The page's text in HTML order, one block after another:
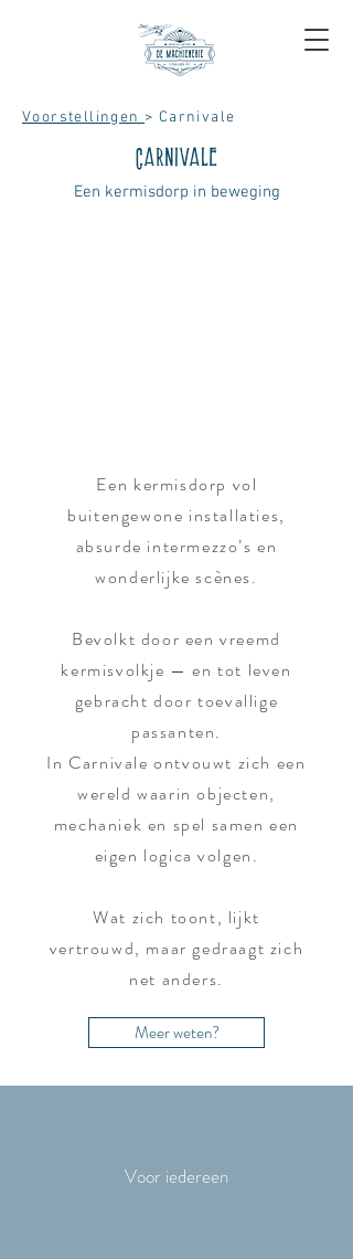
Voorstellingen > Carnivale
Carnivale
Een kermisdorp in beweging
Een kermisdorp vol
buitengewone installaties,
absurde intermezzo’s en
wonderlijke scènes.
Bevolkt door een vreemd
kermisvolkje — en tot leven
gebracht door toevallige
passanten.
In Carnivale ontvouwt zich een
wereld waarin objecten,
mechaniek en spel samen een
eigen logica volgen.
Wat zich toont, lijkt
vertrouwd, maar gedraagt zich
net anders.
Meer weten?
Voor iedereen